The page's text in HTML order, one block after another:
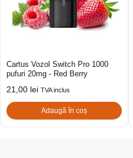
Cartus Vozol Switch Pro 1000
pufuri 20mg - Red Berry
21,00 lei TVA inclus
Adaugă în coș